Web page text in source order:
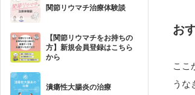
関節リウマチ治療体験談
【関節リウマチをお持ちの
方】新規会員登録はこちら
から
潰瘍性大腸炎の治療
お
ここ
うな